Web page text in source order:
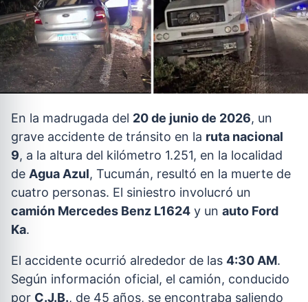
En la madrugada del 20 de junio de 2026, un
grave accidente de tránsito en la ruta nacional
9, a la altura del kilómetro 1.251, en la localidad
de Agua Azul, Tucumán, resultó en la muerte de
cuatro personas. El siniestro involucró un
camión Mercedes Benz L1624 y un auto Ford
Ka.
El accidente ocurrió alrededor de las 4:30 AM.
Según información oficial, el camión, conducido
por C.J.B., de 45 años, se encontraba saliendo